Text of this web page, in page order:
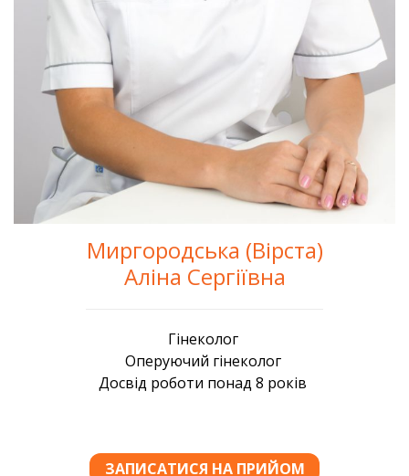
Миргородська (Вірста)
Аліна Сергіївна